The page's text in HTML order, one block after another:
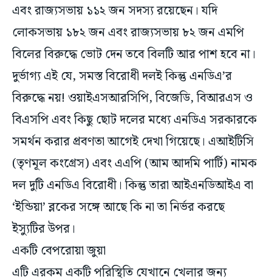
এবং রাজ্যসভায় ১১২ জন সদস্য রয়েছেন। যদি
লোকসভায় ১৮২ জন এবং রাজ্যসভায় ৮২ জন এমপি
বিলের বিরুদ্ধে ভোট দেন তবে বিলটি আর পাশ হবে না।
দুর্ভাগ্য এই যে, সমস্ত বিরোধী দলই কিন্তু এনডিএ’র
বিরুদ্ধে নয়! ওয়াইএসআরসিপি, বিজেডি, বিআরএস ও
বিএসপি এবং কিছু ছোট দলের মধ্যে এনডিএ সরকারকে
সমর্থন করার প্রবণতা আগেই দেখা গিয়েছে। এআইটিসি
(তৃণমূল কংগ্রেস) এবং এএপি (আম আদমি পার্টি) নামক
দল দুটি এনডিএ বিরোধী। কিন্তু তারা আইএনডিআইএ বা
‘ইন্ডিয়া’ ব্লকের সঙ্গে আছে কি না তা নির্ভর করছে
ইস্যুটির উপর।
একটি বেপরোয়া জুয়া
এটি এরকম একটি পরিস্থিতি যেখানে খেলার জন্য